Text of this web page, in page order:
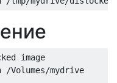
image
mydrive